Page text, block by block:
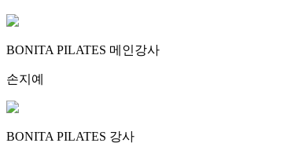
BONITA PILATES 메인강사
손지예
BONITA PILATES 강사